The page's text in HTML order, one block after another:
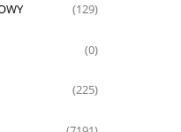
(129)
(0)
(225)